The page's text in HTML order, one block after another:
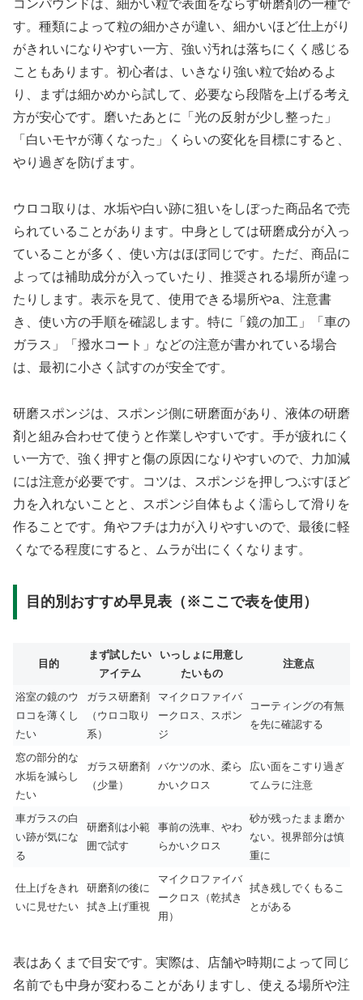
コンパウンドは、細かい粒で表面をならす研磨剤の一種で
す。種類によって粒の細かさが違い、細かいほど仕上がり
がきれいになりやすい一方、強い汚れは落ちにくく感じる
こともあります。初心者は、いきなり強い粒で始めるよ
り、まずは細かめから試して、必要なら段階を上げる考え
方が安心です。磨いたあとに「光の反射が少し整った」
「白いモヤが薄くなった」くらいの変化を目標にすると、
やり過ぎを防げます。
ウロコ取りは、水垢や白い跡に狙いをしぼった商品名で売
られていることがあります。中身としては研磨成分が入っ
ていることが多く、使い方はほぼ同じです。ただ、商品に
よっては補助成分が入っていたり、推奨される場所が違っ
たりします。表示を見て、使用できる場所やa、注意書
き、使い方の手順を確認します。特に「鏡の加工」「車の
ガラス」「撥水コート」などの注意が書かれている場合
は、最初に小さく試すのが安全です。
研磨スポンジは、スポンジ側に研磨面があり、液体の研磨
剤と組み合わせて使うと作業しやすいです。手が疲れにく
い一方で、強く押すと傷の原因になりやすいので、力加減
には注意が必要です。コツは、スポンジを押しつぶすほど
力を入れないことと、スポンジ自体もよく濡らして滑りを
作ることです。角やフチは力が入りやすいので、最後に軽
くなでる程度にすると、ムラが出にくくなります。
目的別おすすめ早見表（※ここで表を使用）
目的
まず試したい
アイテム
いっしょに用意し
たいもの
注意点
浴室の鏡のウ
ロコを薄くし
たい
ガラス研磨剤
（ウロコ取り
系）
マイクロファイバ
ークロス、スポン
ジ
コーティングの有無
を先に確認する
窓の部分的な
水垢を減らし
たい
ガラス研磨剤
（少量）
バケツの水、柔ら
かいクロス
広い面をこすり過ぎ
てムラに注意
車ガラスの白
い跡が気にな
る
研磨剤は小範
囲で試す
事前の洗車、やわ
らかいクロス
砂が残ったまま磨か
ない。視界部分は慎
重に
仕上げをきれ
いに見せたい
研磨剤の後に
拭き上げ重視
マイクロファイバ
ークロス（乾拭き
用）
拭き残しでくもるこ
とがある
表はあくまで目安です。実際は、店舗や時期によって同じ
名前でも中身が変わることがありますし、使える場所や注